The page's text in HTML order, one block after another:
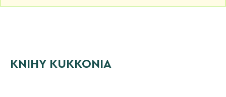
KNIHY KUKKONIA